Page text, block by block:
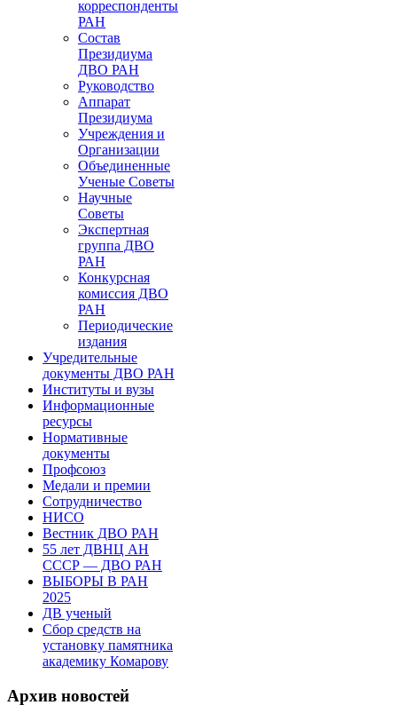
корреспонденты
РАН
Состав
Президиума
ДВО РАН
Руководство
Аппарат
Президиума
Учреждения и
Организации
Объединенные
Ученые Советы
Научные
Советы
Экспертная
группа ДВО
РАН
Конкурсная
комиссия ДВО
РАН
Периодические
издания
Учредительные
документы ДВО РАН
Институты и вузы
Информационные
ресурсы
Нормативные
документы
Профсоюз
Медали и премии
Сотрудничество
НИСО
Вестник ДВО РАН
55 лет ДВНЦ АН
СССР — ДВО РАН
ВЫБОРЫ В РАН
2025
ДВ ученый
Сбор средств на
установку памятника
академику Комарову
Архив новостей